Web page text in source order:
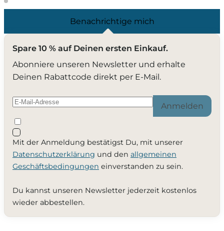
Benachrichtige mich
Spare 10 % auf Deinen ersten Einkauf.
Abonniere unseren Newsletter und erhalte
Deinen Rabattcode direkt per E-Mail.
Anmelden
Mit der Anmeldung bestätigst Du, mit unserer
Datenschutzerklärung und den allgemeinen
Geschäftsbedingungen einverstanden zu sein.
Du kannst unseren Newsletter jederzeit kostenlos
wieder abbestellen.